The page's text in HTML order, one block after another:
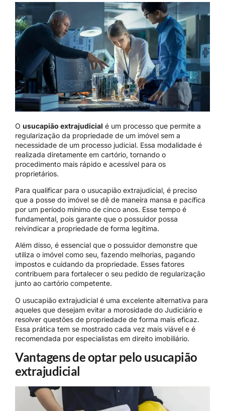
O usucapião extrajudicial é um processo que permite a
regularização da propriedade de um imóvel sem a
necessidade de um processo judicial. Essa modalidade é
realizada diretamente em cartório, tornando o
procedimento mais rápido e acessível para os
proprietários.
Para qualificar para o usucapião extrajudicial, é preciso
que a posse do imóvel se dê de maneira mansa e pacífica
por um período mínimo de cinco anos. Esse tempo é
fundamental, pois garante que o possuidor possa
reivindicar a propriedade de forma legítima.
Além disso, é essencial que o possuidor demonstre que
utiliza o imóvel como seu, fazendo melhorias, pagando
impostos e cuidando da propriedade. Esses fatores
contribuem para fortalecer o seu pedido de regularização
junto ao cartório competente.
O usucapião extrajudicial é uma excelente alternativa para
aqueles que desejam evitar a morosidade do Judiciário e
resolver questões de propriedade de forma mais eficaz.
Essa prática tem se mostrado cada vez mais viável e é
recomendada por especialistas em direito imobiliário.
Vantagens de optar pelo usucapião
extrajudicial